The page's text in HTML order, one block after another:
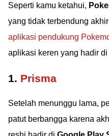
Seperti kamu ketahui,
yang tidak terbendung
aplikasi pendukung
aplikasi keren yang hadir
1. Prisma
Setelah menunggu lama,
patut berbangga karena